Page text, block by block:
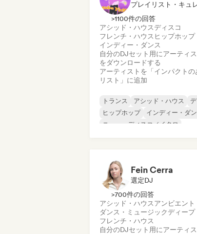
>1100件の回答
アシッド・ハウスディスコ
フレンチ・ハウス ヒップホップ
インディー・ダンス
自分のDJセット用にアーティ
をダウンロードする
アーティストを「インパクトの
リスト」に追加
トランス アシッド・ハウス
ヒップホップ
インディー・ダ
ニュー・ディスコ／イタロ
Fein Cerra
選定DJ
>700件の回答
アシッド・ハウスアンビエント
ダンス・ミュージックディープ
フレンチ・ハウス
自分のDJセット用にアーティ